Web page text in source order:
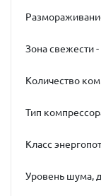
Зона свежести -
Количество
Тип
Класс
Уровень шума,